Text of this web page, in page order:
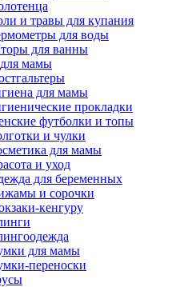
и травы для купания
для воды
для ванны
мамы
для мамы
прокладки
футболки и топы
и чулки
для мамы
и уход
для беременных
и сорочки
кенгуру
для мамы
переноски